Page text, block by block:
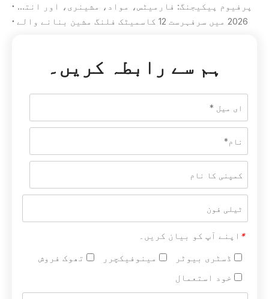
پرفیوم پیکیجنگ: فارمیٹس، مواد، مشینری، اور انتخاب کا معیار
2026 میں سرفہرست 12 کاسمیٹک فلنگ مشین بنانے والے
ہم سے رابطہ کریں۔
* اپنے آپ کو بیان کریں۔
ڈسٹری بیوٹر
مینوفیکچرر
تھوک فروش
خود استعمال